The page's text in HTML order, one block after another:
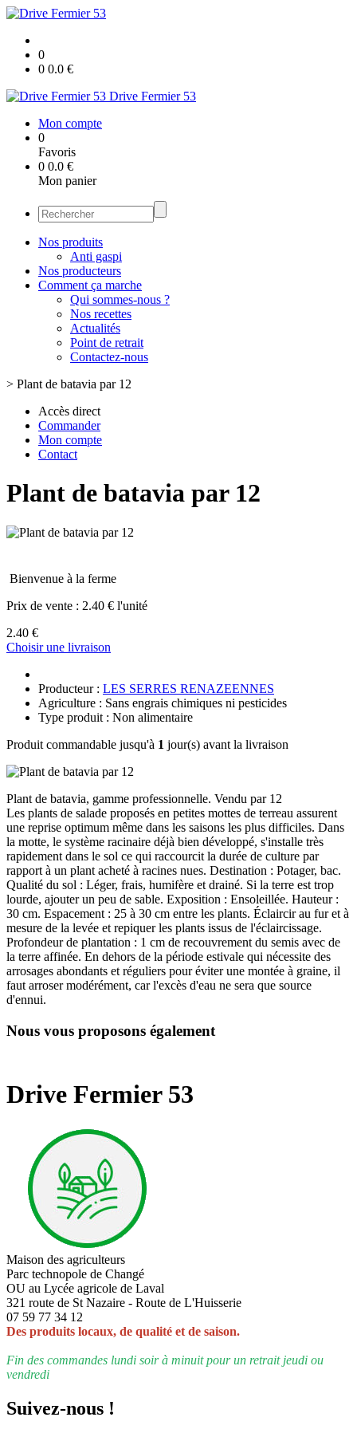
0
0 0.0 €
Drive Fermier 53
Mon compte
0
Favoris
0 0.0 €
Mon panier
Nos produits
Anti gaspi
Nos producteurs
Comment ça marche
Qui sommes-nous ?
Nos recettes
Actualités
Point de retrait
Contactez-nous
> Plant de batavia par 12
Accès direct
Commander
Mon compte
Contact
Plant de batavia par 12
Bienvenue à la ferme
Prix de vente : 2.40 € l'unité
2.40 €
Choisir une livraison
Producteur : LES SERRES RENAZEENNES
Agriculture : Sans engrais chimiques ni pesticides
Type produit : Non alimentaire
Produit commandable jusqu'à 1 jour(s) avant la livraison
Plant de batavia, gamme professionnelle. Vendu par 12
Les plants de salade proposés en petites mottes de terreau assurent
une reprise optimum même dans les saisons les plus difficiles. Dans
la motte, le système racinaire déjà bien développé, s'installe très
rapidement dans le sol ce qui raccourcit la durée de culture par
rapport à un plant acheté à racines nues. Destination : Potager, bac.
Qualité du sol : Léger, frais, humifère et drainé. Si la terre est trop
lourde, ajouter un peu de sable. Exposition : Ensoleillée. Hauteur :
30 cm. Espacement : 25 à 30 cm entre les plants. Éclaircir au fur et à
mesure de la levée et repiquer les plants issus de l'éclaircissage.
Profondeur de plantation : 1 cm de recouvrement du semis avec de
la terre affinée. En dehors de la période estivale qui nécessite des
arrosages abondants et réguliers pour éviter une montée à graine, il
faut arroser modérément, car l'excès d'eau ne sera que source
d'ennui.
Nous vous proposons également
Drive Fermier 53
Maison des agriculteurs
Parc technopole de Changé
OU au Lycée agricole de Laval
321 route de St Nazaire - Route de L'Huisserie
07 59 77 34 12
Des produits locaux, de qualité et de saison.
Fin des commandes lundi soir à minuit pour un retrait jeudi ou
vendredi
Suivez-nous !